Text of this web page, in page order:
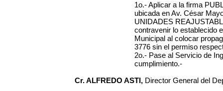
1o.- Aplicar a la firma
ubicada enAv. César
UNIDADES
contravenir lo establecido
Municipal al colocar
3776 sin el permiso
2o.- Pase al Servicio de
cumplimiento.-
Cr. ALFREDO ASTI, Director General del